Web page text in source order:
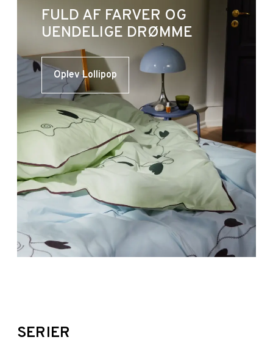
FULD AF FARVER OG
UENDELIGE DRØMME
Oplev Lollipop
SERIER